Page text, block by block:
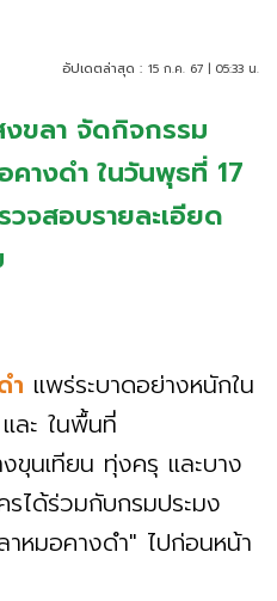
อัปเดตล่าสุด : 15 ก.ค. 67 | 05:33 น.
ขลา จัดกิจกรรม
างดำ ในวันพุธที่ 17
จสอบรายละเอียด
ำ แพร่ระบาดอย่างหนักใน
ละ ในพื้นที่
ขุนเทียน ทุ่งครุ และบาง
ได้ร่วมกับกรมประมง
หมอคางดำ" ไปก่อนหน้า